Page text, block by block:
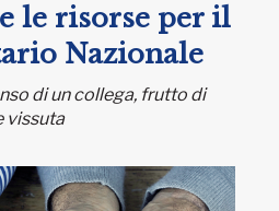
le risorse per il
Nazionale
di un collega, frutto di
vissuta